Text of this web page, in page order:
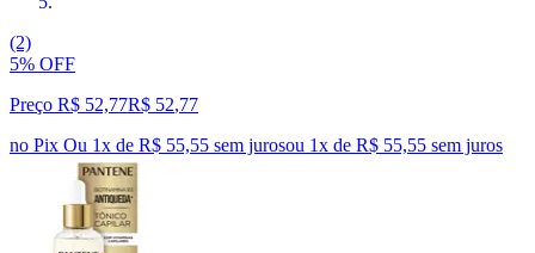
(2)
5% OFF
Preço R$ 52,77R$ 52,77
no Pix Ou 1x de R$ 55,55 sem jurosou 1x de R$ 55,55 sem juros